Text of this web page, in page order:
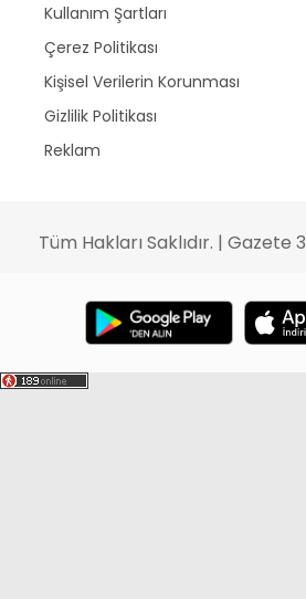
Kullanım Şartları
Çerez Politikası
Kişisel Verilerin Korunması
Gizlilik Politikası
Reklam
Tüm Hakları Saklıdır. | Gazete 3